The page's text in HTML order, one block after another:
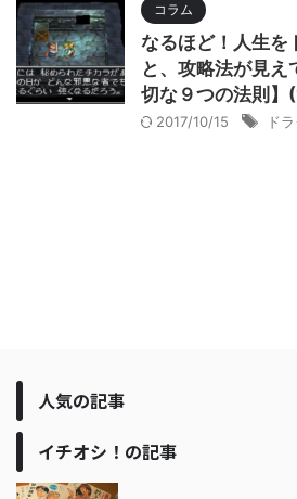
コラム
なるほど！人生を
と、攻略法が見え
切な９つの法則】
2017/10/15 ド
人気の記事
イチオシ！の記事